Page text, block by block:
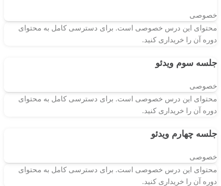
خصوصی
محتوای این درس خصوصی است. برای دسترسی کامل به محتوای
دوره آن را خریداری کنید.
جلسه سوم ویدئو
خصوصی
محتوای این درس خصوصی است. برای دسترسی کامل به محتوای
دوره آن را خریداری کنید.
جلسه چهارم ویدئو
خصوصی
محتوای این درس خصوصی است. برای دسترسی کامل به محتوای
دوره آن را خریداری کنید.